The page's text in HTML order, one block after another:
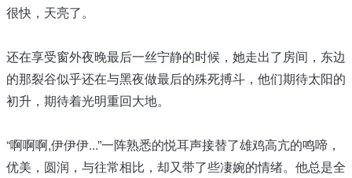
很快，天亮了。
还在享受窗外夜晚最后一丝宁静的时候，她走出了房间，东边
的那裂谷似乎还在与黑夜做最后的殊死搏斗，他们期待太阳的
初升，期待着光明重回大地。
“啊啊啊,伊伊伊...”一阵熟悉的悦耳声接替了雄鸡高亢的鸣啼，
优美，圆润，与往常相比，却又带了些凄婉的情绪。他总是全